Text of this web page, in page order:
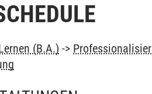
(B.A.) ->